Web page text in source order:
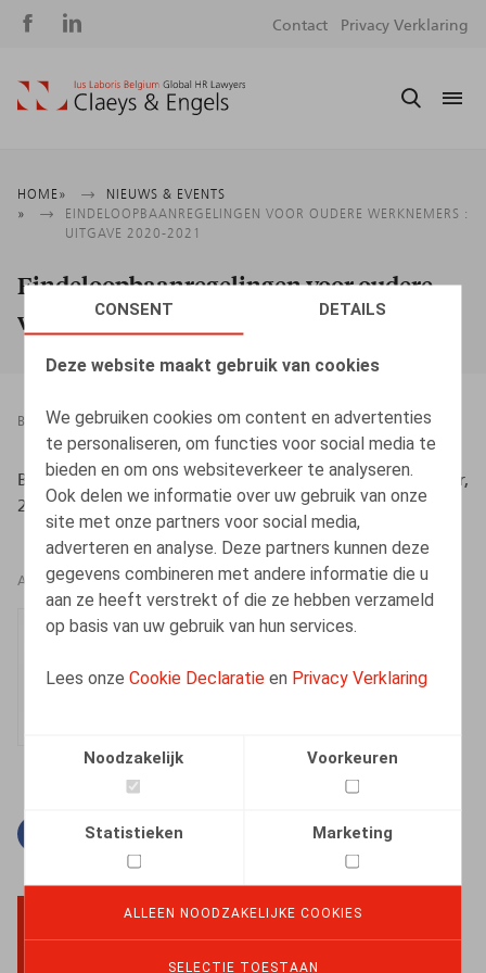
CONSENT DETAILS
Deze website maakt gebruik van cookies
We gebruiken cookies om content en advertenties
te personaliseren, om functies voor social media te
bieden en om ons websiteverkeer te analyseren.
Ook delen we informatie over uw gebruik van onze
site met onze partners voor social media,
adverteren en analyse. Deze partners kunnen deze
gegevens combineren met andere informatie die u
aan ze heeft verstrekt of die ze hebben verzameld
op basis van uw gebruik van hun services.
Lees onzeCookie Declaratie en Privacy Verklaring
Noodzakelijk Voorkeuren
Statistieken Marketing
ALLEEN NOODZAKELIJKE COOKIES
SELECTIE TOESTAAN
Social
Contact Privacy Verklaring
Kruimelpad
HOME
NIEUWS & EVENTS
EINDELOOPBAANREGELINGEN VOOR OUDERE WERKNEMERS :
UITGAVE 2020-2021
Eindeloopbaanregelingen voor oudere
werknemers : Uitgave 2020-2021
BOEKEN 25.11.2020
Beernaert, J., Maerten, P., Verhelst, I., Witters, A., Kluwer,
2020, 608 p.
AUTEURS
Inger Verhelst
Facebook
TwitterLinkedin